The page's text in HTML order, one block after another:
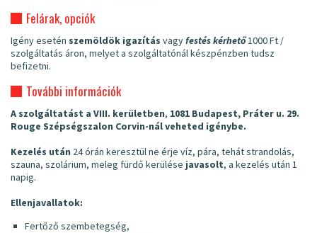
Felárak, opciók
Igény esetén szemöldök igazítás vagyfestéskérhető1000 Ft /
szolgáltatás áron, melyet a szolgáltatónál készpénzben tudsz
befizetni.
További információk
A szolgáltatást a VIII. kerületben, 1081 Budapest, Práter u. 29.
Rouge Szépségszalon Corvin-nálveheted igénybe.
Kezelés után 24 órán keresztül ne érje víz, pára, tehát strandolás,
szauna, szolárium, meleg fürdő kerülése javasolt, a kezelés után 1
napig.
Ellenjavallatok:
Fertőző szembetegség,